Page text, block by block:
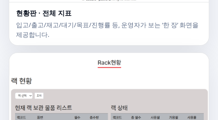
현황판 · 전체 지표
입고/출고/재고/대기/목표/진행률 등, 운영자가 보는 ‘한 장’ 화면을
제공합니다.